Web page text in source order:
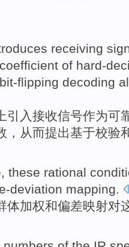
receiving
coefficient of hard-
bit-flipping decoding
上引入接收信号作为可
， 从而提出基于校验
, these rational
deviation mapping.
体加权和偏差映射对